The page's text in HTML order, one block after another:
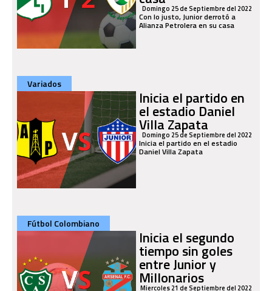
Domingo 25 de Septiembre del 2022
Con lo justo, Junior derrotó a
Alianza Petrolera en su casa
Variados
Inicia el partido en
el estadio Daniel
Villa Zapata
Domingo 25 de Septiembre del 2022
Inicia el partido en el estadio
Daniel Villa Zapata
Fútbol Colombiano
Inicia el segundo
tiempo sin goles
entre Junior y
Millonarios
Miercoles 21 de Septiembre del 2022